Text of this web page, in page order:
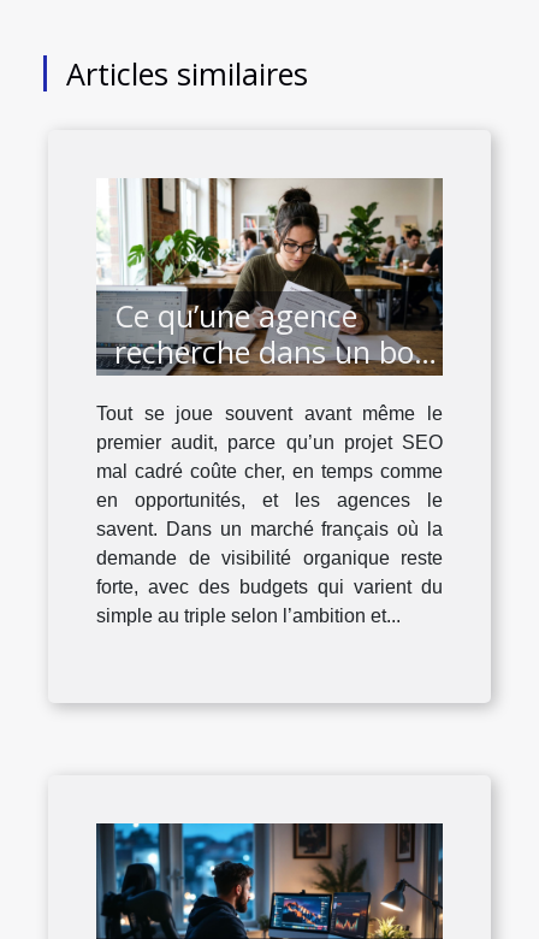
Articles similaires
Ce qu’une agence
recherche dans un bon
brief devis seo
Tout se joue souvent avant même le
premier audit, parce qu’un projet SEO
mal cadré coûte cher, en temps comme
en opportunités, et les agences le
savent. Dans un marché français où la
demande de visibilité organique reste
forte, avec des budgets qui varient du
simple au triple selon l’ambition et...